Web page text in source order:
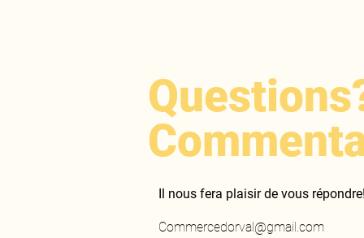
Il nous fera plaisir de vous répondre!
Commercedorval@gmail.com